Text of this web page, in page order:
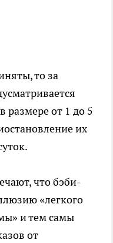
то за
размере от 1 до 5
их
что бэби-
«легкого
и тем самы
от